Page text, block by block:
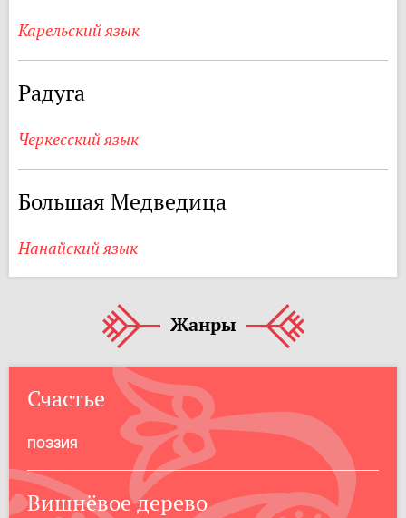
Карельский язык
Радуга
Черкесский язык
Большая Медведица
Нанайский язык
Жанры
Счастье
ПОЭЗИЯ
Вишнёвое дерево